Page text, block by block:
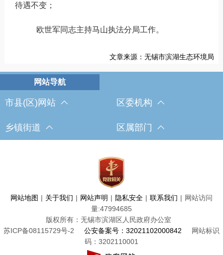
待遇不变；
欧世军同志主持马山执法分局工作。
文章来源：无锡市滨湖生态环境局
市县(区)网站 区委机构
乡镇街道 区属部门
网站地图 | 关于我们 | 网站声明 | 隐私安全 | 联系我们 | 网站访问
量:47994685
版权所有：无锡市滨湖区人民政府办公室
苏ICP备08115729号-2
公安备案号：32021102000842
网站标识
码：3202110001